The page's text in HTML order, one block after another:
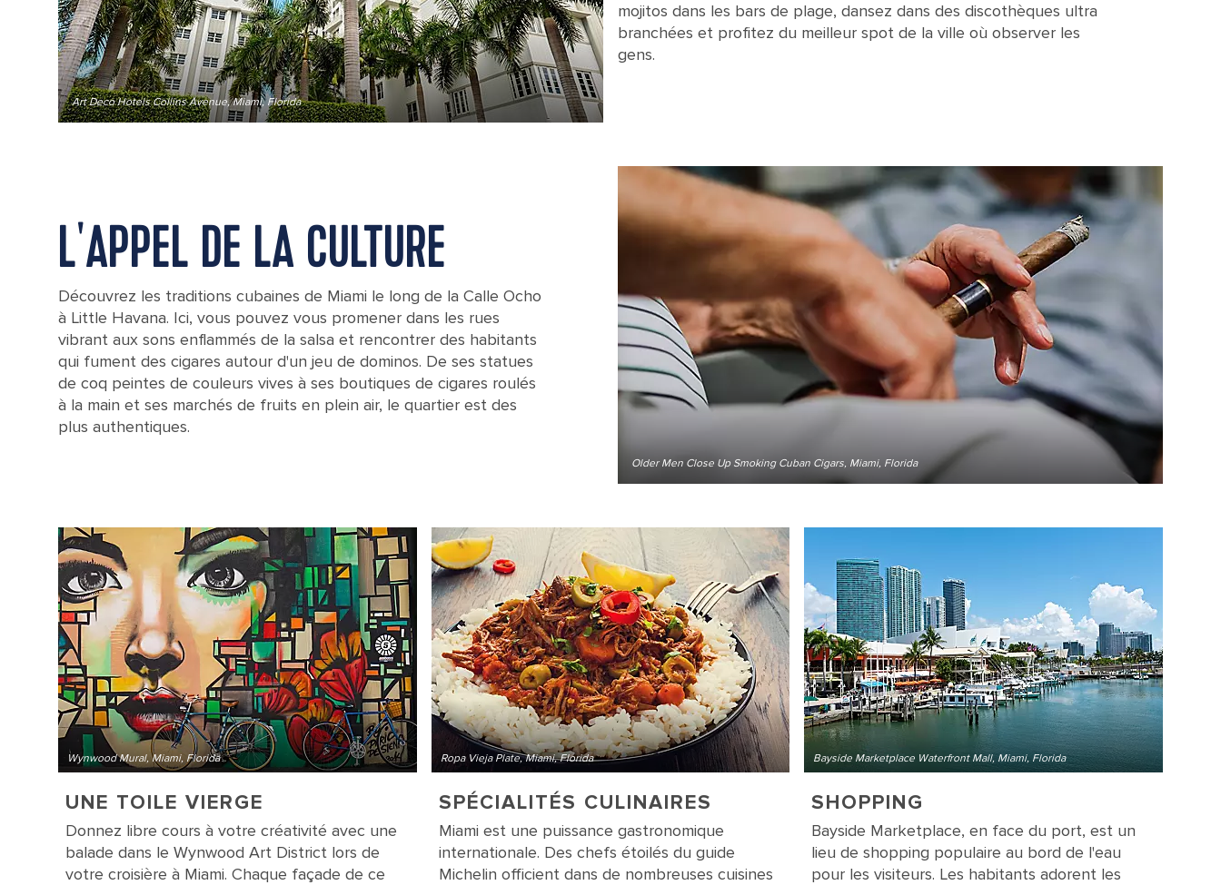
Art Deco Hotels Collins Avenue, Miami, Florida
mojitos dans les bars de plage, dansez dans des discothèques ultra
branchées et profitez du meilleur spot de la ville où observer les
gens.
Older Men Close Up Smoking Cuban Cigars, Miami, Florida
L'APPEL DE LA CULTURE
Découvrez les traditions cubaines de Miami le long de la Calle Ocho
à Little Havana. Ici, vous pouvez vous promener dans les rues
vibrant aux sons enflammés de la salsa et rencontrer des habitants
qui fument des cigares autour d'un jeu de dominos. De ses statues
de coq peintes de couleurs vives à ses boutiques de cigares roulés
à la main et ses marchés de fruits en plein air, le quartier est des
plus authentiques.
Wynwood Mural, Miami, Florida
UNE TOILE VIERGE
Donnez libre cours à votre créativité avec une
balade dans le Wynwood Art District lors de
votre croisière à Miami. Chaque façade de ce
Ropa Vieja Plate, Miami, Florida
SPÉCIALITÉS CULINAIRES
Miami est une puissance gastronomique
internationale. Des chefs étoilés du guide
Michelin officient dans de nombreuses cuisines
Bayside Marketplace Waterfront Mall, Miami, Florida
SHOPPING
Bayside Marketplace, en face du port, est un
lieu de shopping populaire au bord de l'eau
pour les visiteurs. Les habitants adorent les